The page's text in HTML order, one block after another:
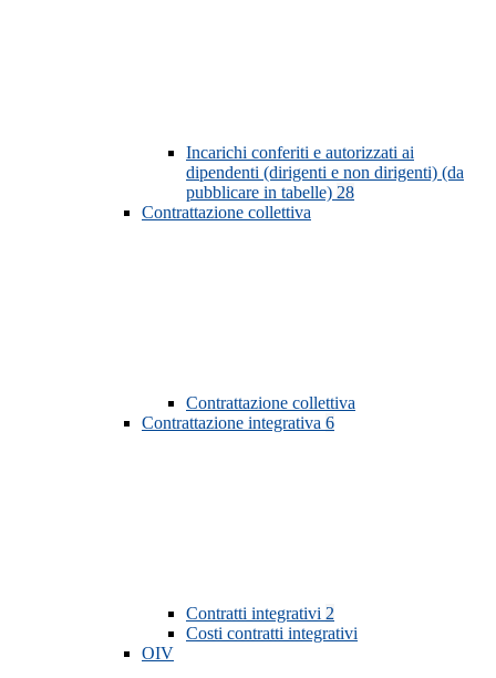
Incarichi conferiti e autorizzati ai
dipendenti (dirigenti e non dirigenti) (da
pubblicare in tabelle) 28
Contrattazione collettiva
Contrattazione collettiva
Contrattazione integrativa 6
Contratti integrativi 2
Costi contratti integrativi
OIV